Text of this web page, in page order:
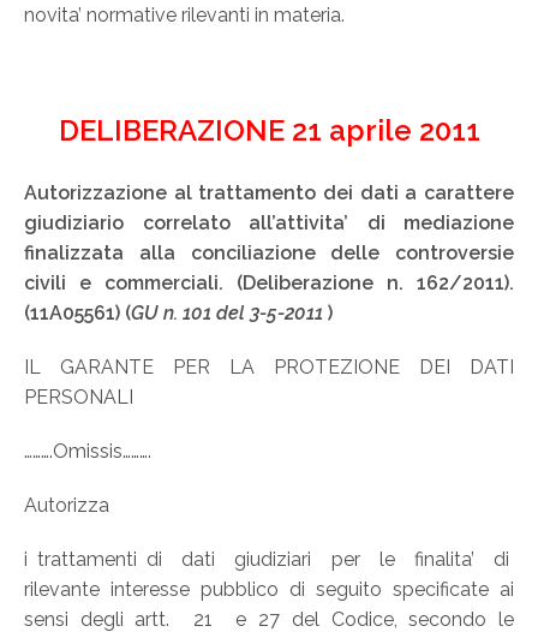
novita’ normative rilevanti in materia.
DELIBERAZIONE 21 aprile 2011
Autorizzazione al trattamento dei dati a carattere
giudiziario correlato all’attivita’ di mediazione
finalizzata alla conciliazione delle controversie
civili e commerciali. (Deliberazione n. 162/2011).
(11A05561) (GU n. 101 del 3-5-2011 )
IL GARANTE PER LA PROTEZIONE DEI DATI
PERSONALI
……….Omissis……….
Autorizza
i trattamenti di dati giudiziari per le finalita’ di
rilevante interesse pubblico di seguito specificate ai
sensi degli artt. 21 e 27 del Codice, secondo le